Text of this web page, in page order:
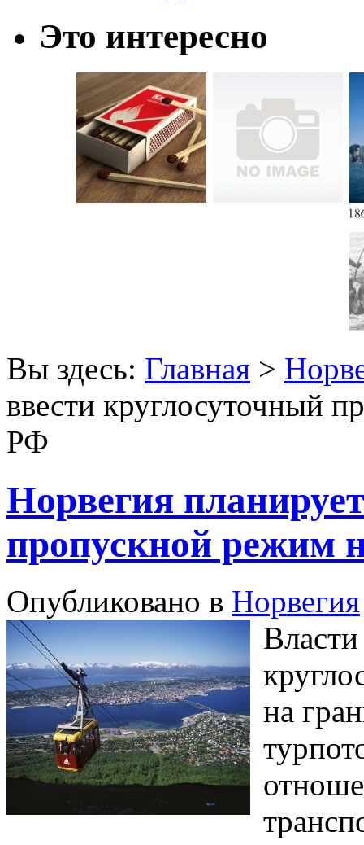
Это интересно
Вы здесь: Главная >
ввести круглосуточный
РФ
Норвегия
пропускной режим
Опубликовано в Норвегия
на